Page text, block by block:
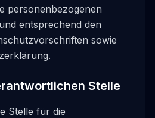
personenbezogenen
entsprechend den
sowie
Stelle
Stelle für die